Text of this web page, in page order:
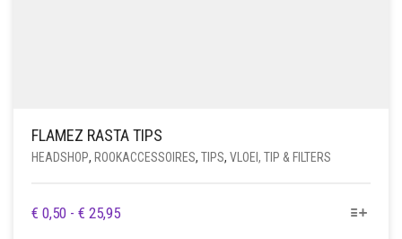
FLAMEZ RASTA TIPS
HEADSHOP, ROOKACCESSOIRES, TIPS, VLOEI, TIP & FILTERS
€ 0,50 - € 25,95PRIJSKLASSE:
DIT